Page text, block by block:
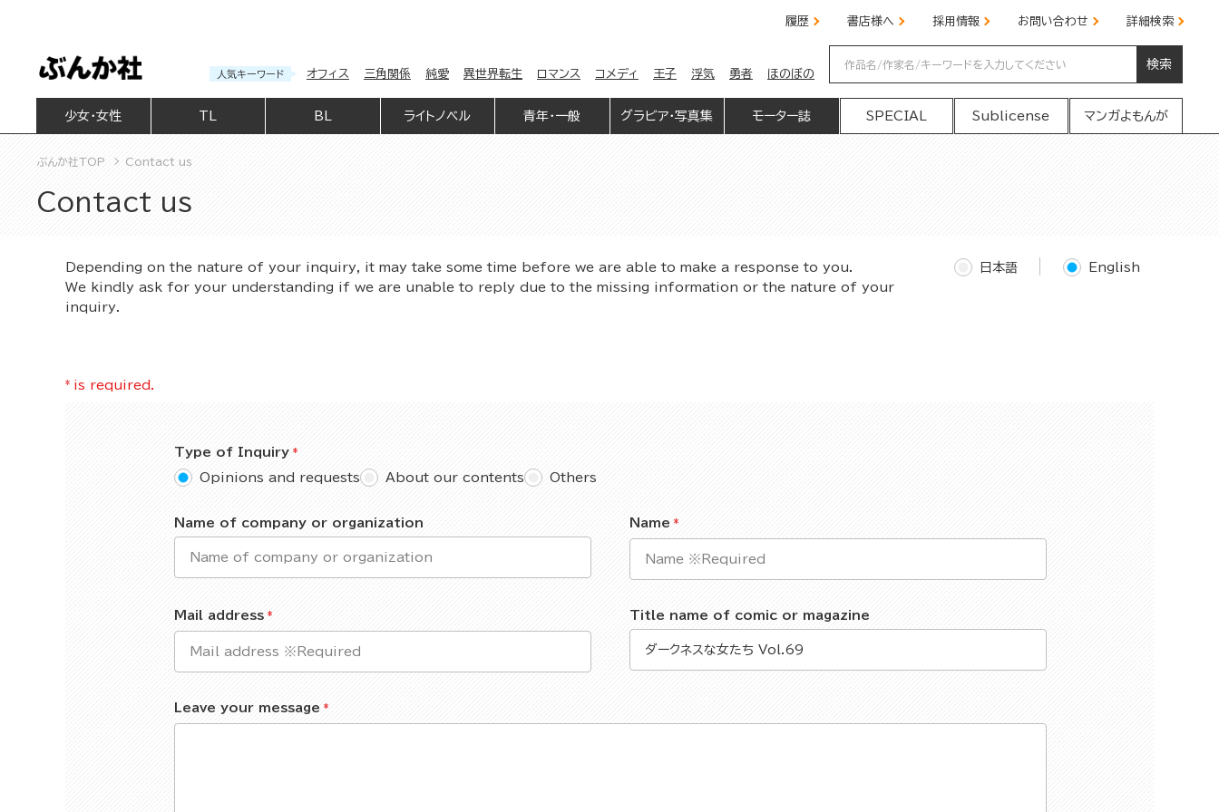
履歴 書店様へ 採用情報 お問い合わせ 詳細検索
人気キーワード オフィス 三角関係 純愛 異世界転生 ロマンス コメディ 王子 浮気 勇者 ほのぼの
検索
少女・女性 BL ライトノベル 青年・一般 グラビア・写真集 モーター誌 SPECIAL Sublicense マンガよもんが
ぶんか社TOP Contact us
Contact us
Depending on the nature of your inquiry, it may take some time before we are able to make a response to you.
We kindly ask for your understanding if we are unable to reply due to the missing information or the nature of your
inquiry.
日本語 English
* is required.
Type of Inquiry
Opinions and requests
About our contents Others
Name of company or organization Name
Mail address Title name of comic or magazine
Leave your message